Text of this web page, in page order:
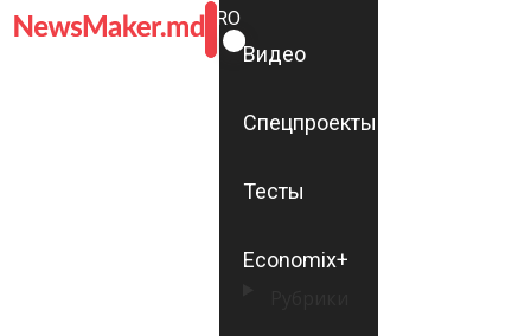
ROMÂNĂ
RU
Видео
Спецпроекты
Тесты
Economix+